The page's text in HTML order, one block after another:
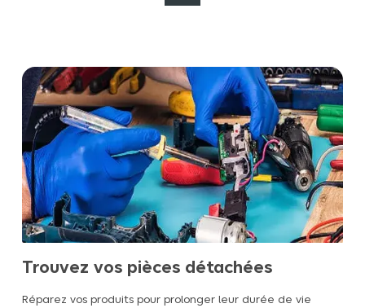
Trouvez vos pièces détachées
Réparez vos produits pour prolonger leur durée de vie